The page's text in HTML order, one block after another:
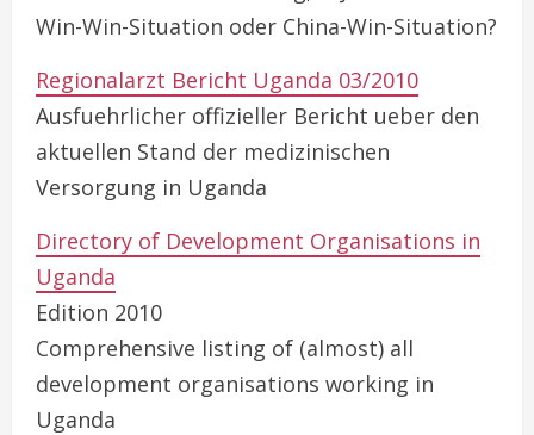
Win-Win-Situation oder China-Win-Situation?
Regionalarzt Bericht Uganda 03/2010
Ausfuehrlicher offizieller Bericht ueber den
aktuellen Stand der medizinischen
Versorgung in Uganda
Directory of Development Organisations in
Uganda
Edition 2010
Comprehensive listing of (almost) all
development organisations working in
Uganda